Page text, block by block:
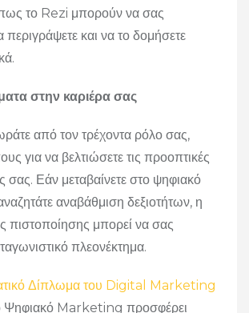
το Rezi μπορούν να σας
και να το δομήσετε
στην καριέρα σας
από τον τρέχοντα ρόλο σας,
για να βελτιώσετε τις προοπτικές
σας. Εάν μεταβαίνετε στο ψηφιακό
αναβάθμιση δεξιοτήτων, η
πιστοποίησης μπορεί να σας
πλεονέκτημα.
Δίπλωμα του Digital Marketing
Ψηφιακό Marketing προσφέρει